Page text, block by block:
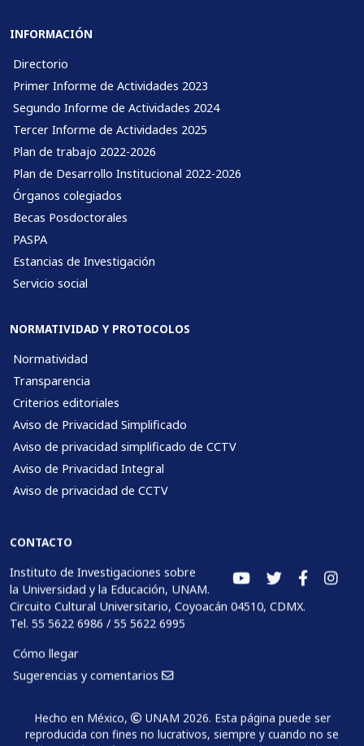
INFORMACIÓN
Directorio
Primer Informe de Actividades 2023
Segundo Informe de Actividades 2024
Tercer Informe de Actividades 2025
Plan de trabajo 2022-2026
Plan de Desarrollo Institucional 2022-2026
Órganos colegiados
Becas Posdoctorales
PASPA
Estancias de Investigación
Servicio social
NORMATIVIDAD Y PROTOCOLOS
Normatividad
Transparencia
Criterios editoriales
Aviso de Privacidad Simplificado
Aviso de privacidad simplificado de CCTV
Aviso de Privacidad Integral
Aviso de privacidad de CCTV
CONTACTO
Instituto de Investigaciones sobre
la Universidad y la Educación, UNAM.
Circuito Cultural Universitario, Coyoacán 04510, CDMX.
Tel. 55 5622 6986 / 55 5622 6995
Cómo llegar
Sugerencias y comentarios
Hecho en México,
UNAM 2026. Esta página puede ser
reproducida con fines no lucrativos, siempre y cuando no se